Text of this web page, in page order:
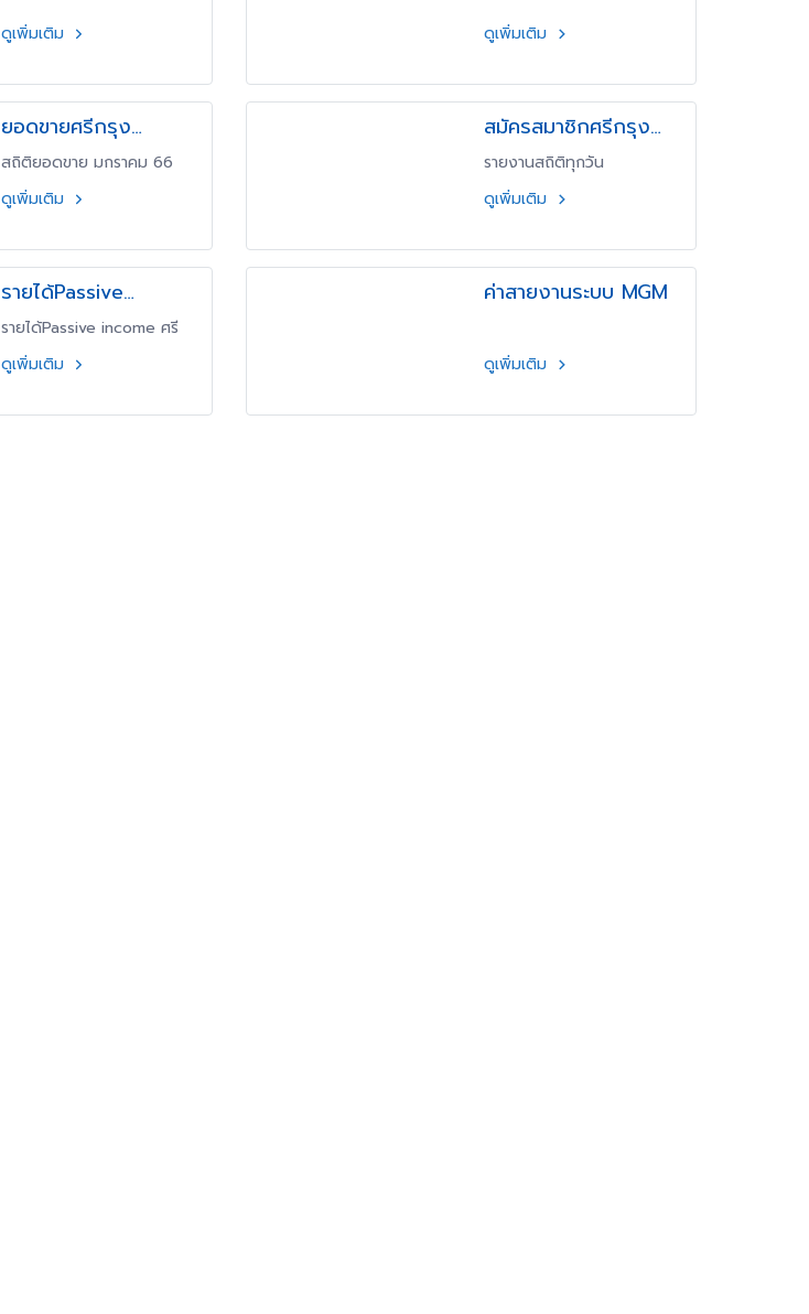
ดูเพิ่มเติม
หลัง โค้ชบอย ฐณ
ธรณ์
ดูเพิ่มเติม
ยอดขายศรีกรุง
โบรกเกอร์ นับถอยหลัง
สถิติยอดขาย มกราคม 66
โค้ชบ อย ฐณธรณ์ วงศ์
ประทีปวิไล
ดูเพิ่มเติม
สมัครสมาชิกศรีกรุง
เพิ่ม โค้ชบอย มกราคม
2566 สถิติ
รายงานสถิติทุกวัน
ดูเพิ่มเติม
รายได้Passive
income ศรีกรุง โค้ช
บอย มกราคม 66
รายได้Passive income ศรี
กรุง โค้ชบอย มกราคม 66 ค่า
สายงาน เพิ่มขึ้นทุกวัน สถิติ
ดูเพิ่มเติม
ค่าสายงานระบบ MGM
ดูเพิ่มเติม